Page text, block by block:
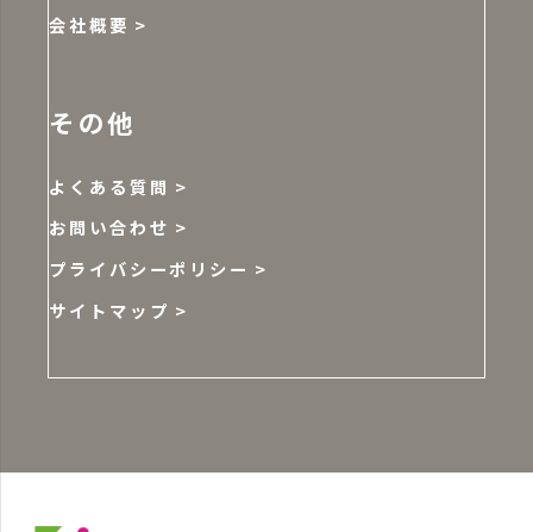
会社概要
その他
よくある質問
お問い合わせ
プライバシーポリシー
サイトマップ